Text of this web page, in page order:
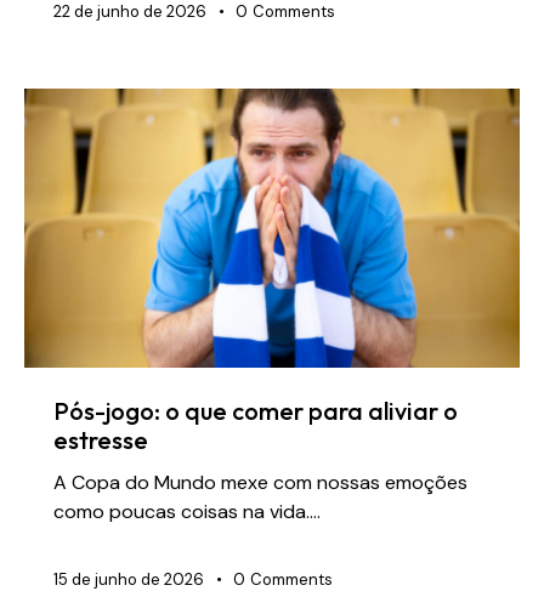
22 de junho de 2026 0 Comments
Pós-jogo: o que comer para aliviar o
estresse
A Copa do Mundo mexe com nossas emoções
como poucas coisas na vida.…
15 de junho de 2026 0 Comments